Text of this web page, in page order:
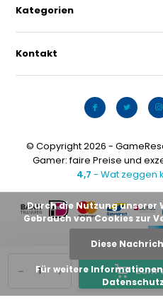
+
- Zum
Kategorien
Kontakt
© Copyright 2026 -
Gamer: faire Preise und
4,7 - Wat zeggen
Durch die Nutzung unserer
Gebrauch von Cookies zur
Diese
Für weitere